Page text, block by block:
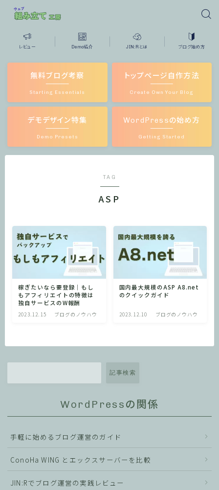
レビュー Demo紹介 JIN:Rとは ブログ始め方
Starting Essentials
無料ブログ考察
Create Own Your Blog
トップページ自作方法
Demo Presets
デモデザイン特集
Getting Started
WordPressの始め方
TAG
ASP
稼ぎたいなら要登録｜もし
もアフィリエイトの特徴は
独自サービスのW報酬
2023.12.15 ブログのノウハウ
国内最大規模のASP A8.net
のクイックガイド
2023.12.10 ブログのノウハウ
記事検索
WordPressの関係
手軽に始めるブログ運営のガイド
ConoHa WING とエックスサーバーを比較
JIN:Rでブログ運営の実践レビュー